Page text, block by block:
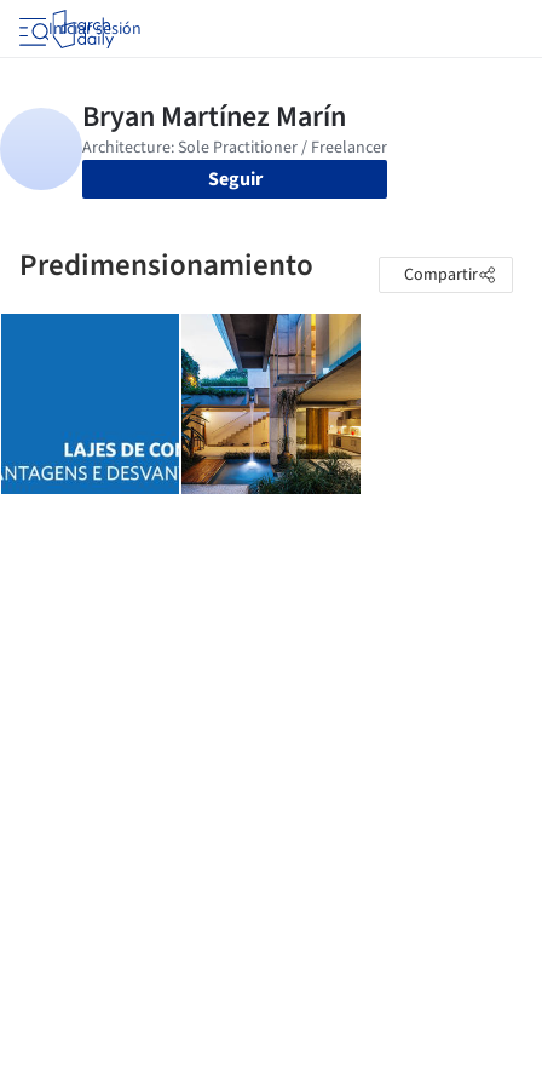
Iniciar sesión
Seguir
Predimensionamiento Compartir